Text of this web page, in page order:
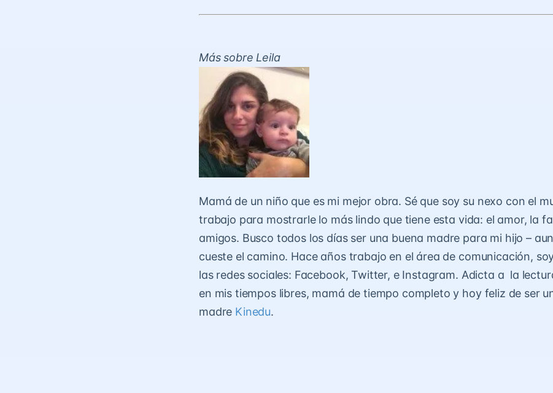
Más sobre Leila
Mamá de un niño que es mi mejor obra. Sé que soy su nexo con el
trabajo para mostrarle lo más lindo que tiene esta vida: el amor, la
amigos. Busco todos los días ser una buena madre para mi hijo –
cueste el camino. Hace años trabajo en el área de comunicación,
las redes sociales: Facebook, Twitter, e Instagram. Adicta a la
en mis tiempos libres, mamá de tiempo completo y hoy feliz de ser
madre Kinedu.